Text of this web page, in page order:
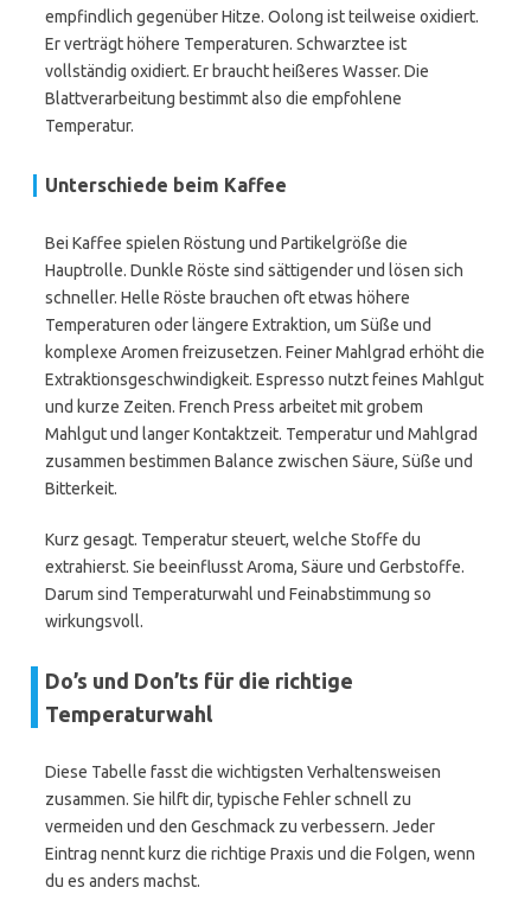
empfindlich gegenüber Hitze. Oolong ist teilweise oxidiert.
Er verträgt höhere Temperaturen. Schwarztee ist
vollständig oxidiert. Er braucht heißeres Wasser. Die
Blattverarbeitung bestimmt also die empfohlene
Temperatur.
Unterschiede beim Kaffee
Bei Kaffee spielen Röstung und Partikelgröße die
Hauptrolle. Dunkle Röste sind sättigender und lösen sich
schneller. Helle Röste brauchen oft etwas höhere
Temperaturen oder längere Extraktion, um Süße und
komplexe Aromen freizusetzen. Feiner Mahlgrad erhöht die
Extraktionsgeschwindigkeit. Espresso nutzt feines Mahlgut
und kurze Zeiten. French Press arbeitet mit grobem
Mahlgut und langer Kontaktzeit. Temperatur und Mahlgrad
zusammen bestimmen Balance zwischen Säure, Süße und
Bitterkeit.
Kurz gesagt. Temperatur steuert, welche Stoffe du
extrahierst. Sie beeinflusst Aroma, Säure und Gerbstoffe.
Darum sind Temperaturwahl und Feinabstimmung so
wirkungsvoll.
Do’s und Don’ts für die richtige
Temperaturwahl
Diese Tabelle fasst die wichtigsten Verhaltensweisen
zusammen. Sie hilft dir, typische Fehler schnell zu
vermeiden und den Geschmack zu verbessern. Jeder
Eintrag nennt kurz die richtige Praxis und die Folgen, wenn
du es anders machst.